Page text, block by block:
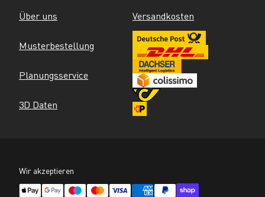
Über uns
Musterbestellung
Planungsservice
3D Daten
Versandkosten
Wir akzeptieren